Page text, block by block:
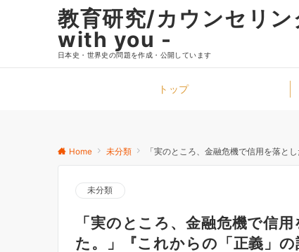
教育研究/カウンセリ
with you -
日本史・世界史の問題を作成・公開しています
トップ
Home 未分類 「実のところ、金融危機で信用を落と
未分類
「実のところ、金融危機で信
た。」『これからの「正義」の